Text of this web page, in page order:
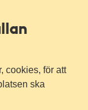
cookies, för att
ska